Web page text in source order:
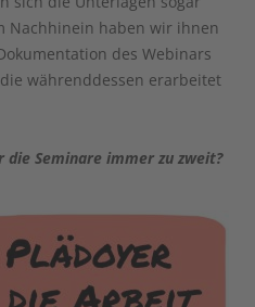
Nachhinein haben wir ihnen
des Webinars
währenddessen erarbeitet
die Seminare immer zu zweit?